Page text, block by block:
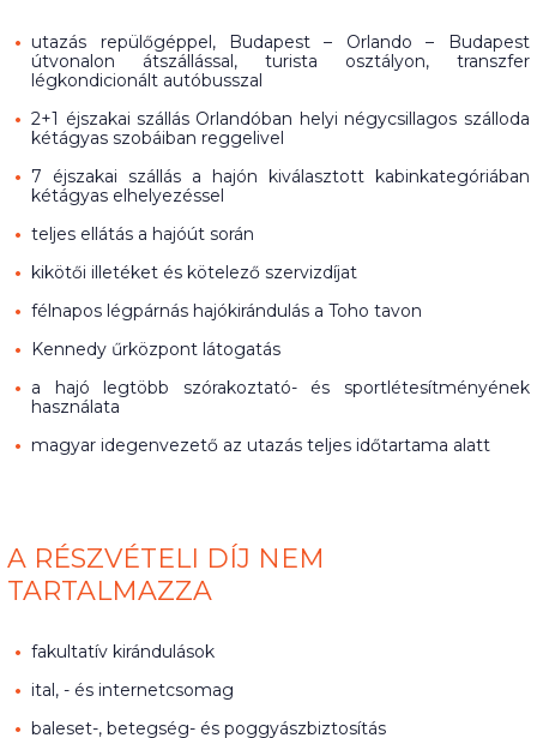
utazás repülőgéppel, Budapest – Orlando – Budapest
útvonalon átszállással, turista osztályon, transzfer
légkondicionált autóbusszal
2+1 éjszakai szállás Orlandóban helyi négycsillagos szálloda
kétágyas szobáiban reggelivel
7 éjszakai szállás a hajón kiválasztott kabinkategóriában
kétágyas elhelyezéssel
teljes ellátás a hajóút során
kikötői illetéket és kötelező szervizdíjat
félnapos légpárnás hajókirándulás a Toho tavon
Kennedy űrközpont látogatás
a hajó legtöbb szórakoztató- és sportlétesítményének
használata
magyar idegenvezető az utazás teljes időtartama alatt
A RÉSZVÉTELI DÍJ NEM
TARTALMAZZA
fakultatív kirándulások
ital, - és internetcsomag
baleset-, betegség- és poggyászbiztosítás